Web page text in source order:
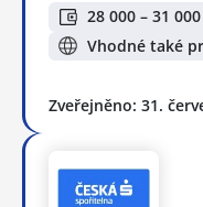
28 000 – 31
Vhodné také
Zveřejněno: 31.